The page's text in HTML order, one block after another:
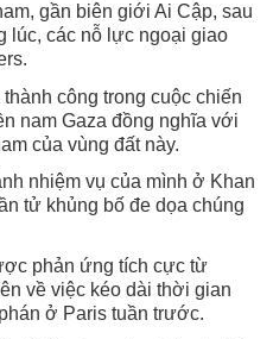
gần biên giới Ai Cập, sau
lúc, các nỗ lực ngoại giao
công trong cuộc chiến
nam Gaza đồng nghĩa với
của vùng đất này.
nhiệm vụ của mình ở Khan
tử khủng bố đe dọa chúng
phản ứng tích cực từ
về việc kéo dài thời gian
ở Paris tuần trước.